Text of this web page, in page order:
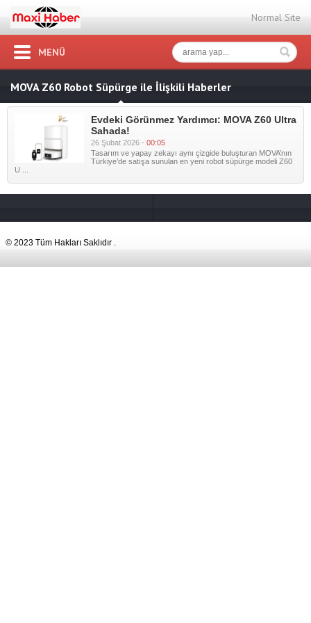
Normal Site
MENÜ
MOVA Z60 Robot Süpürge ile İlişkili Haberler
Evdeki Görünmez Yardımcı: MOVA Z60 Ultra
Sahada!
26 Şubat 2026 - 00:05
Tasarım ve yapay zekayı aynı çizgide buluşturan MOVA’nın
Türkiye’de satışa sunulan en yeni robot süpürge modeli Z60
U ...
© 2023 Tüm Hakları Saklıdır .